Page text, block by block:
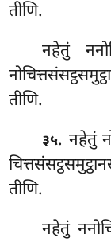
तीणि.
नहेतुं
तीणि.
३५. नहेतुं
तीणि.
नहेतुं